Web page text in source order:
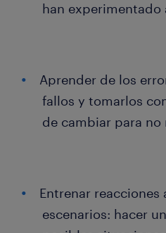
han experimentado
Aprender de los
fallos y tomarlos
de cambiar para no
Entrenar reacciones
escenarios: hacer